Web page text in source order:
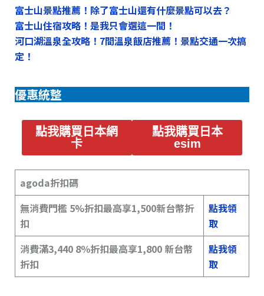
富士山景點推薦！除了富士山還有什麼景點可以去？
富士山住宿攻略！是我只會選這一間！
河口湖溫泉全攻略！7間溫泉飯店推薦！景點交通一次搞
定！
優惠統整
點我購買日本網
卡
點我購買日本
esim
agoda折扣碼
無消費門檻 5%折扣最高享1,500新台幣折
扣
點我領
取
消費滿3,440 8％折扣最高享1,800 新台幣
折扣
點我領
取